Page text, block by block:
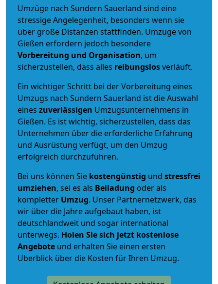
Umzüge nach Sundern Sauerland sind eine
stressige Angelegenheit, besonders wenn sie
über große Distanzen stattfinden. Umzüge von
Gießen erfordern jedoch besondere
Vorbereitung und Organisation, um
sicherzustellen, dass alles reibungslosverläuft.
Ein wichtiger Schritt bei der Vorbereitung eines
Umzugs nach Sundern Sauerland ist die Auswahl
eines zuverlässigen Umzugsunternehmens in
Gießen. Es ist wichtig, sicherzustellen, dass das
Unternehmen über die erforderliche Erfahrung
und Ausrüstung verfügt, um den Umzug
erfolgreich durchzuführen.
Bei uns können Sie kostengünstig und stressfrei
umziehen, sei es als Beiladung oder als
kompletter Umzug. Unser Partnernetzwerk, das
wir über die Jahre aufgebaut haben, ist
deutschlandweit und sogar international
unterwegs. Holen Sie sich jetzt kostenlose
Angebote und erhalten Sie einen ersten
Überblick über die Kosten für Ihren Umzug.